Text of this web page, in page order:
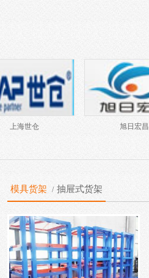
上海峥源 苏州荣远
模具货架 / 抽屉式货架